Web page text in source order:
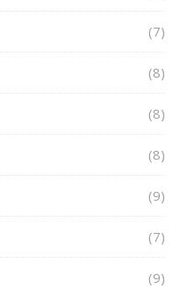
(7)
(8)
(8)
(8)
(9)
(7)
(9)